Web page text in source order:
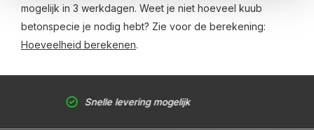
mogelijk in 3 werkdagen. Weet je niet hoeveel kuub
betonspecie je nodig hebt? Zie voor de berekening:
Hoeveelheid berekenen.
Snelle levering mogelijk